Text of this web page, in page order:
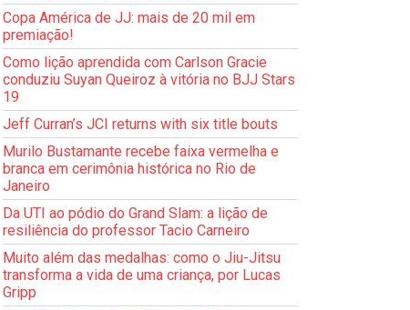
Copa América de JJ: mais de 20 mil em
premiação!
Como lição aprendida com Carlson Gracie
conduziu Suyan Queiroz à vitória no BJJ Stars
19
Jeff Curran’s JCI returns with six title bouts
Murilo Bustamante recebe faixa vermelha e
branca em cerimônia histórica no Rio de
Janeiro
Da UTI ao pódio do Grand Slam: a lição de
resiliência do professor Tacio Carneiro
Muito além das medalhas: como o Jiu-Jitsu
transforma a vida de uma criança, por Lucas
Gripp